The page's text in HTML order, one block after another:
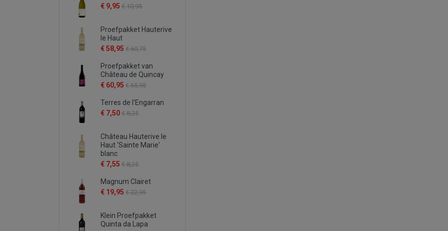
€ 9,95 € 10,95
Proefpakket Hauterive
le Haut
€ 58,95 € 60,75
Proefpakket van
Château de Quincay
€ 60,95 € 65,95
Terres de l'Engarran
€ 7,50 € 8,25
Château Hauterive le
Haut 'Sainte Marie'
blanc
€ 7,55 € 8,25
Magnum Clairet
€ 19,95 € 22,95
Klein Proefpakket
Quinta da Lapa